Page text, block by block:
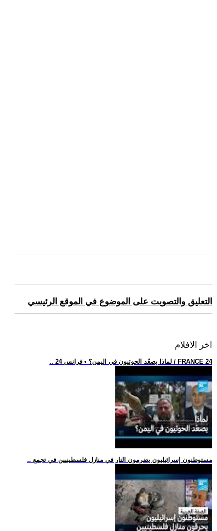
التعليق والتصويت على الموضوع في الموقع الرئيسي
اخر الافلام
.. لماذا يصعّد الحوثيون في اليمن؟ • فرانس 24 / FRANCE 24
.. مستوطنون إسرائيليون يضرمون النار في منازل فلسطينيين في تجمع